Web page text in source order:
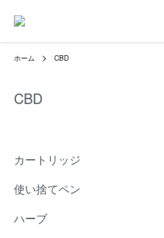
ホーム CBD
CBD
カートリッジ
使い捨てペン
ハーブ